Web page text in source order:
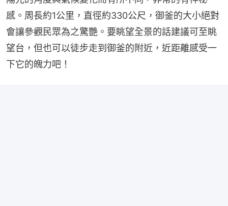
感。周長約1公里，直徑約330公尺，御釜的大小絕對
會讓參觀民眾為之驚艷。要眺望全景的話建議可至眺
望台，但也可以徒步走到御釜的附近，近距離感受一
下它的魄力吧！